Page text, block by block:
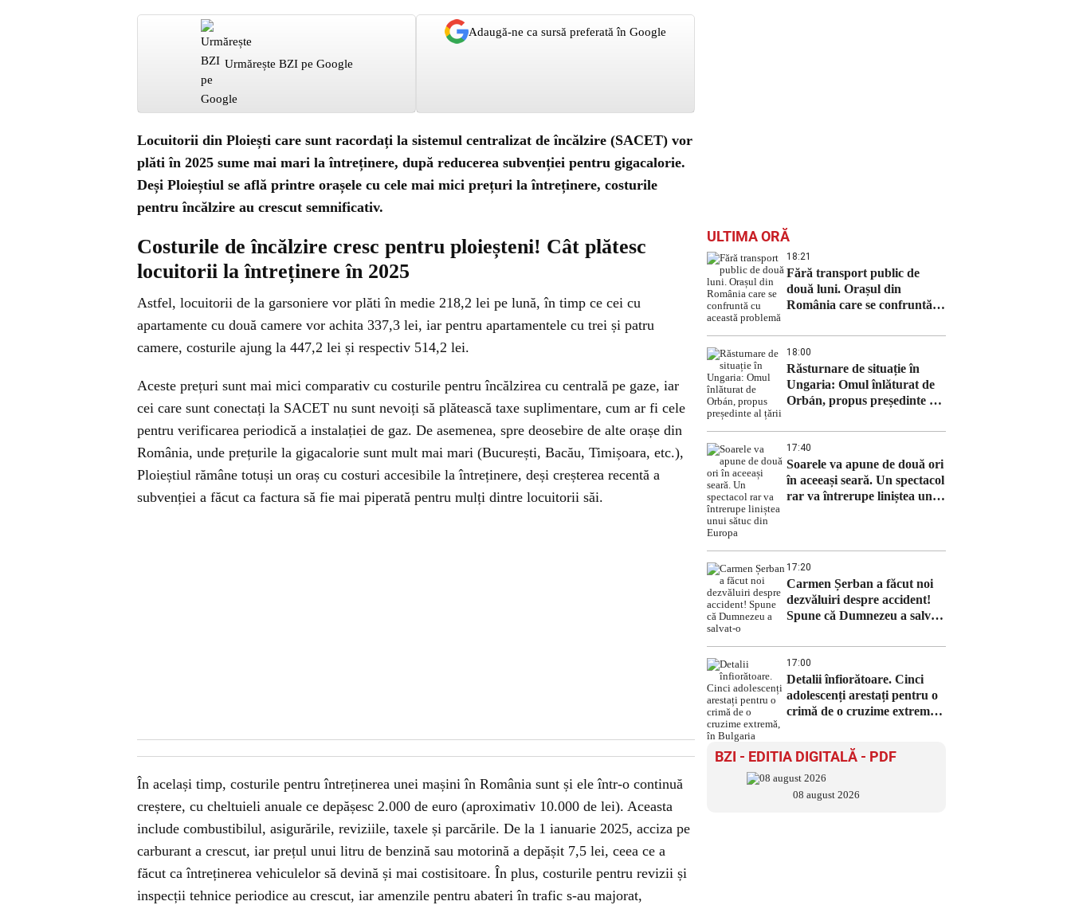
Urmărește BZI pe Google
Adaugă-ne ca sursă preferată în Google
Locuitorii din Ploiești care sunt racordați la sistemul centralizat de încălzire (SACET) vor
plăti în 2025 sume mai mari la întreținere, după reducerea subvenției pentru gigacalorie.
Deși Ploieștiul se află printre orașele cu cele mai mici prețuri la întreținere, costurile
pentru încălzire au crescut semnificativ.
Costurile de încălzire cresc pentru ploieșteni! Cât plătesc
locuitorii la întreținere în 2025
Astfel, locuitorii de la garsoniere vor plăti în medie 218,2 lei pe lună, în timp ce cei cu
apartamente cu două camere vor achita 337,3 lei, iar pentru apartamentele cu trei și patru
camere, costurile ajung la 447,2 lei și respectiv 514,2 lei.
Aceste prețuri sunt mai mici comparativ cu costurile pentru încălzirea cu centrală pe gaze, iar
cei care sunt conectați la SACET nu sunt nevoiți să plătească taxe suplimentare, cum ar fi cele
pentru verificarea periodică a instalației de gaz. De asemenea, spre deosebire de alte orașe din
România, unde prețurile la gigacalorie sunt mult mai mari (București, Bacău, Timișoara, etc.),
Ploieștiul rămâne totuși un oraș cu costuri accesibile la întreținere, deși creșterea recentă a
subvenției a făcut ca factura să fie mai piperată pentru mulți dintre locuitorii săi.
În același timp, costurile pentru întreținerea unei mașini în România sunt și ele într-o continuă
creștere, cu cheltuieli anuale ce depășesc 2.000 de euro (aproximativ 10.000 de lei). Aceasta
include combustibilul, asigurările, reviziile, taxele și parcările. De la 1 ianuarie 2025, acciza pe
carburant a crescut, iar prețul unui litru de benzină sau motorină a depășit 7,5 lei, ceea ce a
făcut ca întreținerea vehiculelor să devină și mai costisitoare. În plus, costurile pentru revizii și
inspecții tehnice periodice au crescut, iar amenzile pentru abateri în trafic s-au majorat,
ULTIMA ORĂ
18:21
Fără transport public de
două luni. Orașul din
România care se confruntă
18:00
Răsturnare de situație în
Ungaria: Omul înlăturat de
Orbán, propus președinte al
17:40
Soarele va apune de două ori
în aceeași seară. Un spectacol
rar va întrerupe liniștea unui
17:20
Carmen Șerban a făcut noi
dezvăluiri despre accident!
Spune că Dumnezeu a salvat-
17:00
Detalii înfiorătoare. Cinci
adolescenți arestați pentru o
crimă de o cruzime extremă,
BZI - EDITIA DIGITALĂ - PDF
08 august 2026